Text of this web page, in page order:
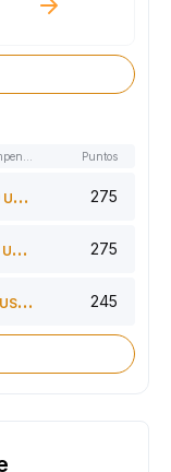
Recompensas Puntos
USDT 275
USDT 275
USDT 245